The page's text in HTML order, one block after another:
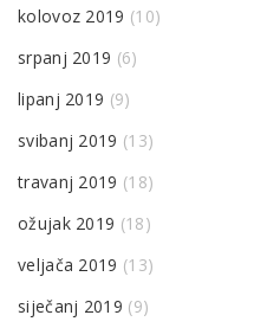
kolovoz 2019 (10)
srpanj 2019 (6)
lipanj 2019 (9)
svibanj 2019 (13)
travanj 2019 (18)
ožujak 2019 (18)
veljača 2019 (13)
siječanj 2019 (9)